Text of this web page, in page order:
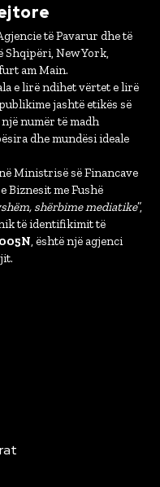
të Pavarur dhe të
New York,
am Main.
e lirë ndihet vërtet e lirë
jashtë etikës së
numër të madh
dhe mundësi ideale
Ministrisë së Financave
Biznesit me Fushë
shërbime mediatike”,
të identifikimit të
, është një agjenci